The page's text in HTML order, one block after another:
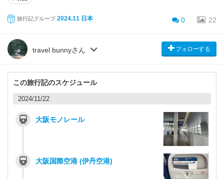
旅行記グループ 2024.11 日本 0 22
travel bunnyさん フォローする
この旅行記のスケジュール
2024/11/22
大阪モノレール
大阪国際空港 (伊丹空港)